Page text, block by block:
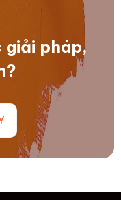
giải pháp,